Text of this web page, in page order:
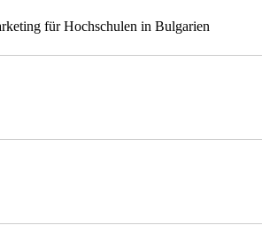
für Hochschulen in Bulgarien